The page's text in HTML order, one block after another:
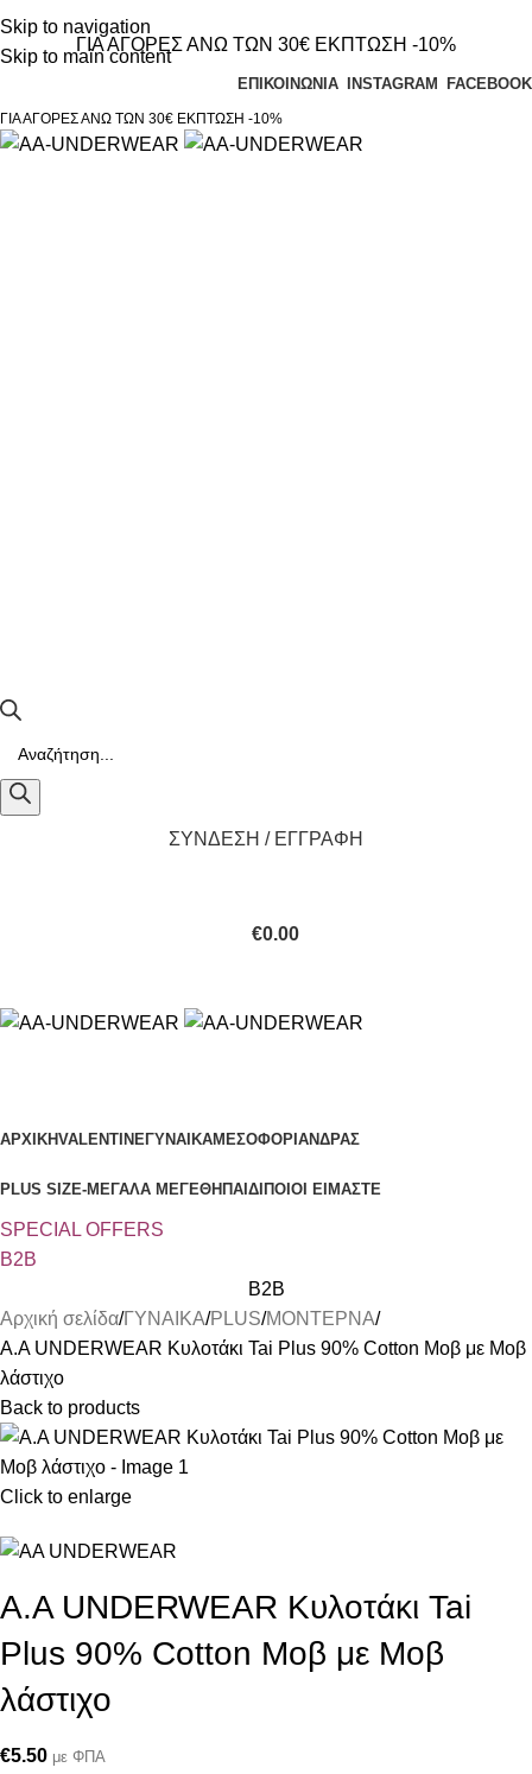
Skip to navigation
Skip to main content
Τηλεφωνικές παραγγελίες 23210 97300
ΓΙΑ ΑΓΟΡΕΣ ΑΝΩ ΤΩΝ 30€ ΕΚΠΤΩΣΗ -10%
ΕΠΙΚΟΙΝΩΝΙΑ INSTAGRAM FACEBOOK
ΓΙΑ ΑΓΟΡΕΣ ΑΝΩ ΤΩΝ 30€ ΕΚΠΤΩΣΗ -10%
ΣΥΝΔΕΣΗ / ΕΓΓΡΑΦΗ
€0.00
ΑΡΧΙΚΗVALENTINEΓΥΝΑΙΚΑΜΕΣΟΦΟΡΙΑΝΔΡΑΣ
PLUS SIZE-ΜΕΓΑΛΑ ΜΕΓΕΘΗΠΑΙΔΙΠΟΙΟΙ ΕΙΜΑΣΤΕ
SPECIAL OFFERS
B2B
B2B
Αρχική σελίδα ΓΥΝΑΙΚΑ PLUS ΜΟΝΤΕΡΝΑ
Α.A UNDERWEAR Κυλοτάκι Tai Plus 90% Cotton Μοβ με Μοβ
λάστιχο
Back to products
Click to enlarge
Α.A UNDERWEAR Κυλοτάκι Tai
Plus 90% Cotton Μοβ με Μοβ
λάστιχο
€5.50 με ΦΠΑ